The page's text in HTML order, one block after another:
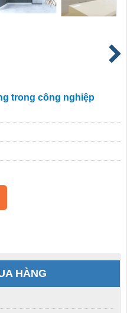
trong công nghiệp
HÀNG